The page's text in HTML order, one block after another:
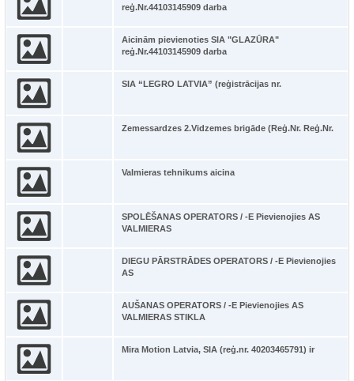
reģ.Nr.44103145909 darba
Aicinām pievienoties SIA "GLAZŪRA"
reģ.Nr.44103145909 darba
SIA “LEGRO LATVIA” (reģistrācijas nr.
Zemessardzes 2.Vidzemes brigāde (Reģ.Nr. Reģ.Nr.
Valmieras tehnikums aicina
SPOLĒŠANAS OPERATORS / -E Pievienojies AS
VALMIERAS
DIEGU PĀRSTRĀDES OPERATORS / -E Pievienojies
AS
AUŠANAS OPERATORS / -E Pievienojies AS
VALMIERAS STIKLA
Mira Motion Latvia, SIA (reģ.nr. 40203465791) ir